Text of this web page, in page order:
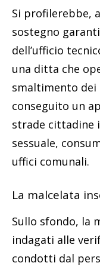
Si profilerebbe,
sostegno
dell’ufficio
una ditta che
smaltimento dei
conseguito un
strade cittadine
sessuale,
uffici comunali.
La malcelata
Sullo sfondo, la
indagati alle
condotti dal